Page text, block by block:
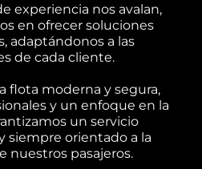
experiencia nos avalan,
en ofrecer soluciones
adaptándonos a las
de cada cliente.
flota moderna y segura,
y un enfoque en la
un servicio
siempre orientado a la
nuestros pasajeros.